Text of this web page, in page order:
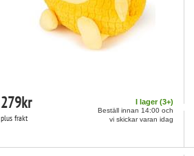
279kr
plus frakt
I lager (3+)
Beställ innan 14:00 och
vi skickar varan idag